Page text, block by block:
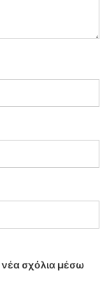
νέα σχόλια μέσω